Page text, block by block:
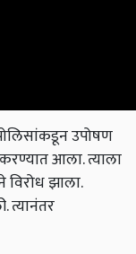
उपोषण
आला. त्याला
विरोध झाला.
त्यानंतर